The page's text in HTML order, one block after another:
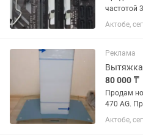
частотой
Актобе,
Реклама
80 000 ₸
Продам
470 AG.
пленка.
Актобе,